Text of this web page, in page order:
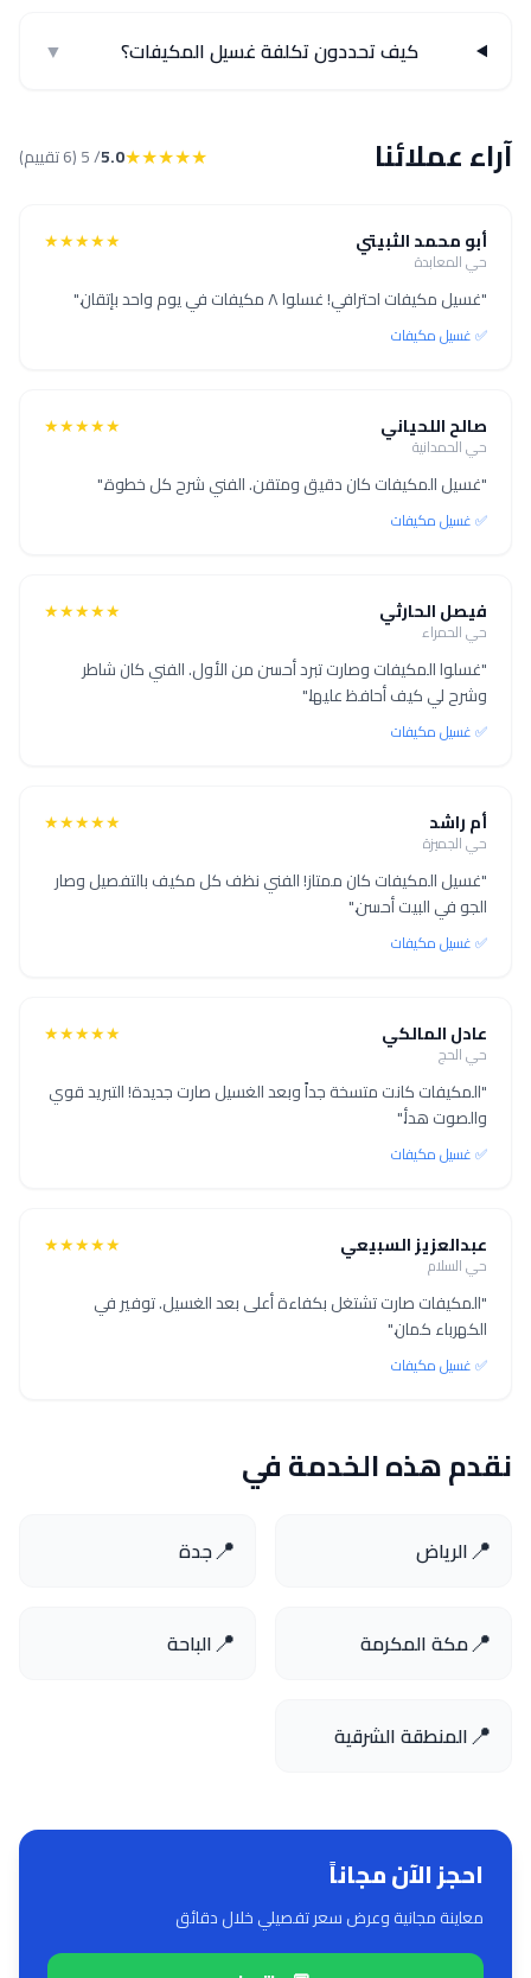
كيف تحددون تكلفة غسيل المكيفات؟ ▼
آراء عملائنا ★★★★★
5.0/ 5 (6 تقييم)
أبو محمد الثبيتي
حي المعابدة
★★★★★
"غسيل مكيفات احترافي! غسلوا ٨ مكيفات في يوم واحد بإتقان."
✅ غسيل مكيفات
صالح اللحياني
حي الحمدانية
★★★★★
"غسيل المكيفات كان دقيق ومتقن. الفني شرح كل خطوة."
✅ غسيل مكيفات
فيصل الحارثي
حي الحمراء
★★★★★
"غسلوا المكيفات وصارت تبرد أحسن من الأول. الفني كان شاطر
وشرح لي كيف أحافظ عليها."
✅ غسيل مكيفات
أم راشد
حي الجميزة
★★★★★
"غسيل المكيفات كان ممتاز! الفني نظف كل مكيف بالتفصيل وصار
الجو في البيت أحسن."
✅ غسيل مكيفات
عادل المالكي
حي الحج
★★★★★
"المكيفات كانت متسخة جداً وبعد الغسيل صارت جديدة! التبريد قوي
والصوت هدأ."
✅ غسيل مكيفات
عبدالعزيز السبيعي
حي السلام
★★★★★
"المكيفات صارت تشتغل بكفاءة أعلى بعد الغسيل. توفير في
الكهرباء كمان."
✅ غسيل مكيفات
نقدم هذه الخدمة في
📍الرياض 📍جدة
📍مكة المكرمة 📍الباحة
📍المنطقة الشرقية
احجز الآن مجاناً
معاينة مجانية وعرض سعر تفصيلي خلال دقائق